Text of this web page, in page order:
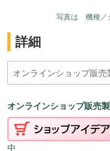
写真は 機種／
詳細
オンラインショップ販売
中